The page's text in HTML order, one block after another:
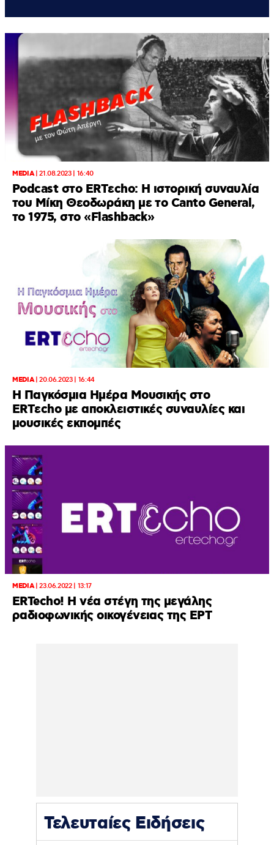
MEDIA|21.08.2023 | 16:40
Podcast στο ERTεcho: Η ιστορική συναυλία
του Μίκη Θεοδωράκη με το Canto General,
το 1975, στο «Flashback»
MEDIA|20.06.2023 | 16:44
Η Παγκόσμια Ημέρα Μουσικής στο
ERTεcho με αποκλειστικές συναυλίες και
μουσικές εκπομπές
MEDIA|23.06.2022 | 13:17
ERTecho! Η νέα στέγη της μεγάλης
ραδιοφωνικής οικογένειας της ΕΡΤ
Τελευταίες Ειδήσεις